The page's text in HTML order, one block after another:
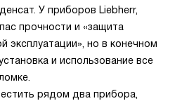
У приборов Liebherr,
прочности и «защита
эксплуатации», но в конечном
и использование все
рядом два прибора,